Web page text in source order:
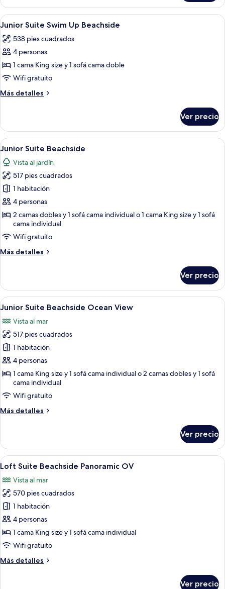
Garden
View
Single
Abrir
todas
las
fotos
de
Junior
Suite
Swim
Beachside
Un área de piscina con cubierta de
5
Junior Suite Swim Up Beachside
538 pies cuadrados
4 personas
1 cama King size y 1 sofá cama doble
Wifi gratuito
Más detalles
Más
Suite
Swim
Up
Ver precio
Abrir
todas
las
fotos
de
Junior
Suite
Beachside
Una habitación de hotel con sofá,
6
Junior Suite Beachside
Vista al jardín
517 pies cuadrados
1 habitación
4 personas
2 camas dobles y 1 sofá cama individual o 1 cama King size y 1 sofá
cama individual
Wifi gratuito
Más detalles
Más
Suite
Beachside
Ver precio
Abrir
todas
las
fotos
de
Junior
Suite
Beachside
Ocean
View
Una habitación de hotel con sofá,
6
Junior Suite Beachside Ocean View
Vista al mar
517 pies cuadrados
1 habitación
4 personas
1 cama King size y 1 sofá cama individual o 2 camas dobles y 1 sofá
cama individual
Wifi gratuito
Más detalles
Más
Suite
Beachside
Ocean
Ver precio
Abrir
todas
las
fotos
de
Loft
Suite
Beachside
Panoramic
OV
Una habitación de hotel moderna
5
Loft Suite Beachside Panoramic OV
Vista al mar
570 pies cuadrados
1 habitación
4 personas
1 cama King size y 1 sofá cama individual
Wifi gratuito
Más detalles
Más
Ver precio